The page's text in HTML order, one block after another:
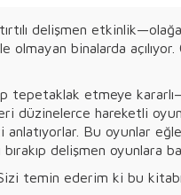
delişmen
binalarda
tepetaklak etmeye
düzinelerce hareketli
anlatıyorlar. Bu oyunlar
bırakıp delişmen oyunlara
temin ederim ki bu